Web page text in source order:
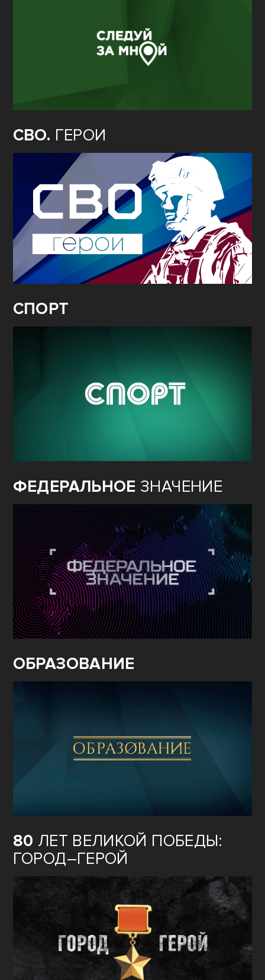
СВО. ГЕРОИ
СПОРТ
ФЕДЕРАЛЬНОЕ ЗНАЧЕНИЕ
ОБРАЗОВАНИЕ
80 ЛЕТ ВЕЛИКОЙ ПОБЕДЫ:
ГОРОД–ГЕРОЙ